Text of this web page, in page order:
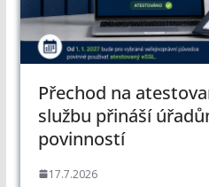
Přechod na
službu přináší
povinností
17.7.2026